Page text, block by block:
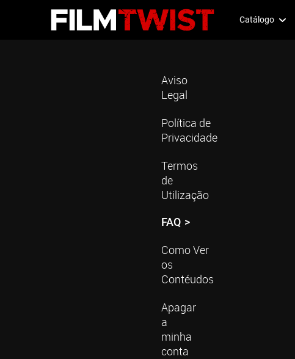
Catálogo
Aviso
Legal
Política de
Privacidade
Termos
de
Utilização
FAQ
Como Ver
os
Contéudos
Apagar
a
minha
conta